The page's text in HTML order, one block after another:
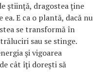
ştiinţă, dragostea ţine
E ca o plantă, dacă nu
se transformă în
sau se stinge.
şi vigoarea
cât îţi doreşti să